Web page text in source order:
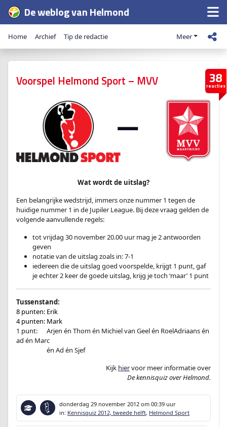
De weblog van Helmond
Home Archief Tip de redactie Meer
38
reacties
Voorspel Helmond Sport – MVV
Wat wordt de uitslag?
Een belangrijke wedstrijd, immers onze nummer 1 tegen de
huidige nummer 1 in de Jupiler League. Bij deze vraag gelden de
volgende aanvullende regels:
tot vrijdag 30 november 20.00 uur mag je 2 antwoorden
geven
notatie van de uitslag zoals in: 7-1
iedereen die de uitslag goed voorspelde, krijgt 1 punt, gaf
je echter 2 keer de goede uitslag, krijg je toch ‘maar’ 1 punt
Tussenstand:
8 punten: Erik
4 punten: Mark
1 punt:
Arjen én Thom én Michiel van Geel én RoelAdriaans én
ad én Marc
én Ad én Sjef
Kijk hiervoor meer informatie over
De kennisquiz over Helmond.
donderdag 29 november 2012 om 00:39 uur
in: Kennisquiz 2012, tweede helft, Helmond Sport